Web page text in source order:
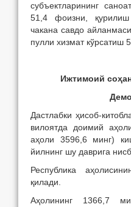
субъектларининг
51,4 фоизни,
чакана савдо
пулли хизмат кўрсатиш
Ижтимоий
Дастлабки ҳисоб-
вилоятда доимий
аҳоли 3596,6 минг)
йилнинг шу даврига
Республика
қилади.
Аҳолининг 1366,7